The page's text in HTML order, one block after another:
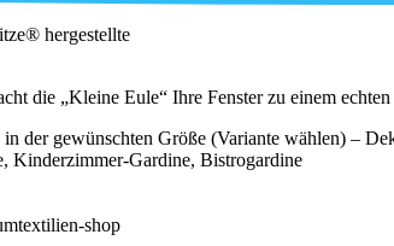
hergestellte
die „Kleine Eule“ Ihre Fenster zu einem
der gewünschten Größe (Variante wählen) –
Kinderzimmer-Gardine, Bistrogardine
shop